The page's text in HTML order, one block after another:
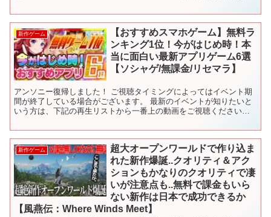
新作ゲーム
【おすすめスマホゲーム】無料ラ
ンキング1位！今がはじめ時！本
当に面白い最新アプリゲーム6選
【ソシャゲ/無課金/リセマラ】
アンソニー復帰しました！ ご視聴タイミングによってはイベント期
間が終了している場合がございます。 最新のイベントが知りたいと
いう方は、下記の再生リストから一番上の動画をご視聴ください！
新作ゲーム
超大オープンワールドで作り込ま
れた新作爆誕..クオリティ＆アク
ションもかなりのクオリティで凄
いが注意点も..無料で課金もいら
ない新作は日本で成功できるか
【風燕伝：Where Winds Meet】